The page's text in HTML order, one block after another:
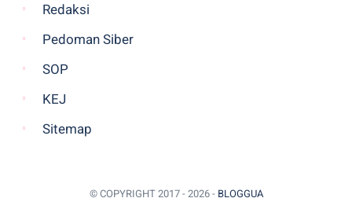
Redaksi
Pedoman Siber
SOP
KEJ
Sitemap
© COPYRIGHT 2017 - 2026 - BLOGGUA